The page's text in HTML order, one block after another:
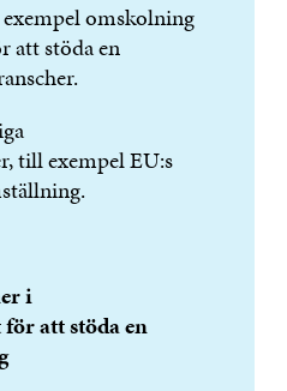
omskolning
att stöda en
till exempel EU:s
i
att stöda en